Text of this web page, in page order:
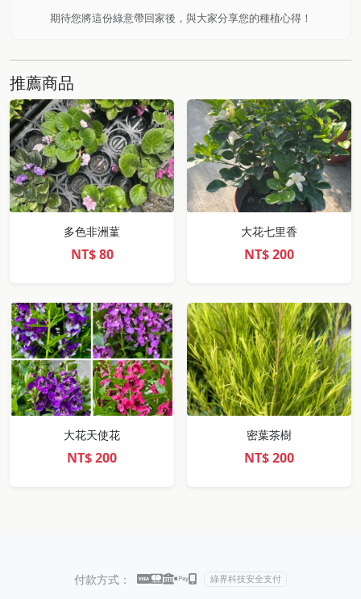
期待您將這份綠意帶回家後，與大家分享您的種植心得！
推薦商品
多色非洲蓳
NT$80
大花七里香
NT$200
大花天使花
NT$200
密葉茶樹
NT$200
付款方式： 綠界科技安全支付